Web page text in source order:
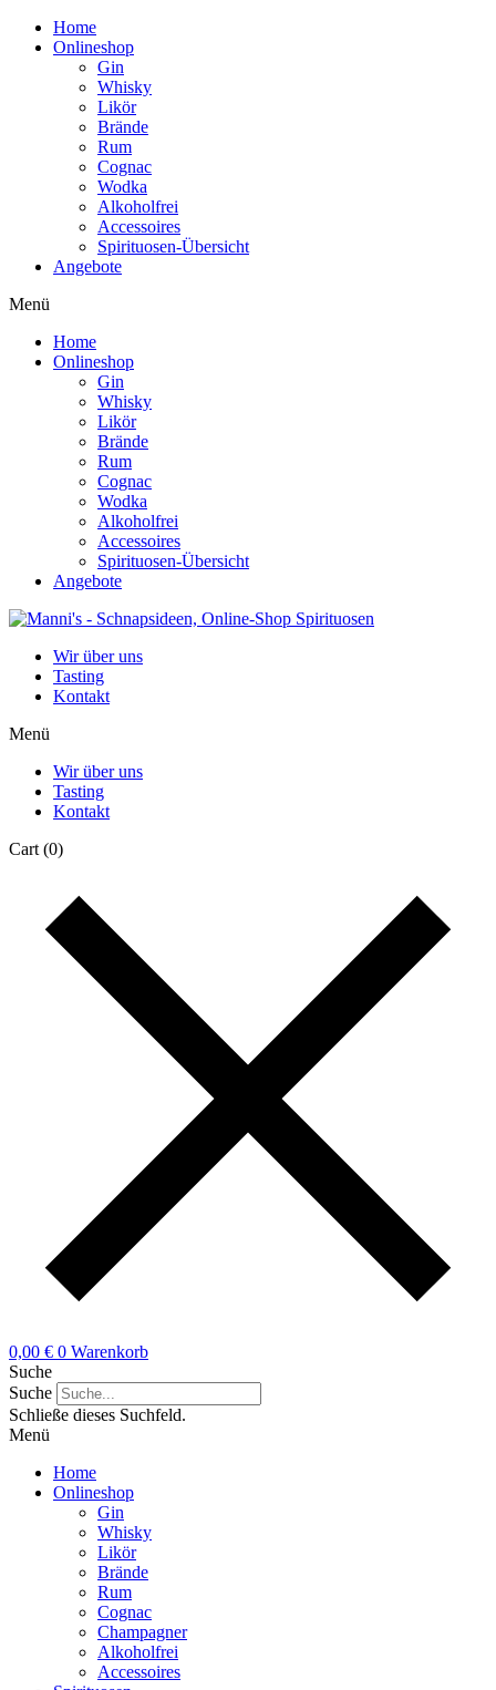
Home
Onlineshop
Gin
Whisky
Likör
Brände
Rum
Cognac
Wodka
Alkoholfrei
Accessoires
Spirituosen-Übersicht
Angebote
Menü
Home
Onlineshop
Gin
Whisky
Likör
Brände
Rum
Cognac
Wodka
Alkoholfrei
Accessoires
Spirituosen-Übersicht
Angebote
Wir über uns
Tasting
Kontakt
Menü
Wir über uns
Tasting
Kontakt
Cart (0)
0,00 € 0 Warenkorb
Suche
Suche
Schließe dieses Suchfeld.
Menü
Home
Onlineshop
Gin
Whisky
Likör
Brände
Rum
Cognac
Champagner
Alkoholfrei
Accessoires